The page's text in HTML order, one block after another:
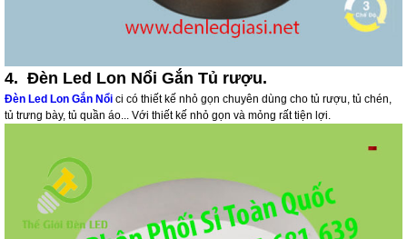
4. Đèn Led Lon Nổi Gắn Tủ rượu.
Đèn Led Lon Gắn Nổi ci có thiết kế nhỏ gọn chuyên dùng cho tủ rượu, tủ chén,
tủ trưng bày, tủ quần áo... Với thiết kế nhỏ gọn và mỏng rất tiện lợi.